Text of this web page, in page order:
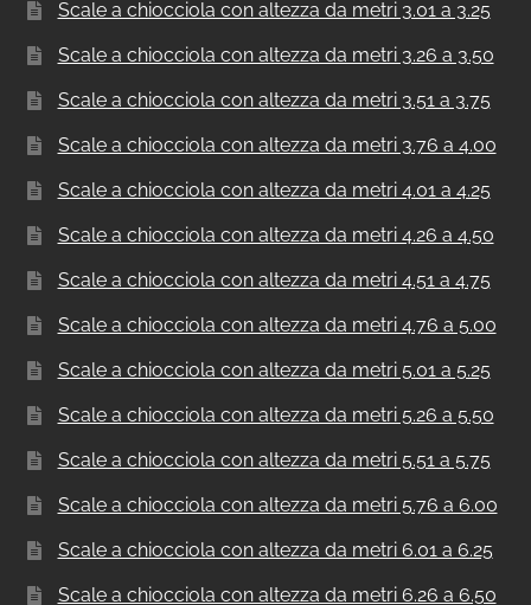
Scale a chiocciola con altezza da metri 3.01 a 3.25
Scale a chiocciola con altezza da metri 3.26 a 3.50
Scale a chiocciola con altezza da metri 3.51 a 3.75
Scale a chiocciola con altezza da metri 3.76 a 4.00
Scale a chiocciola con altezza da metri 4.01 a 4.25
Scale a chiocciola con altezza da metri 4.26 a 4.50
Scale a chiocciola con altezza da metri 4.51 a 4.75
Scale a chiocciola con altezza da metri 4.76 a 5.00
Scale a chiocciola con altezza da metri 5.01 a 5.25
Scale a chiocciola con altezza da metri 5.26 a 5.50
Scale a chiocciola con altezza da metri 5.51 a 5.75
Scale a chiocciola con altezza da metri 5.76 a 6.00
Scale a chiocciola con altezza da metri 6.01 a 6.25
Scale a chiocciola con altezza da metri 6.26 a 6.50